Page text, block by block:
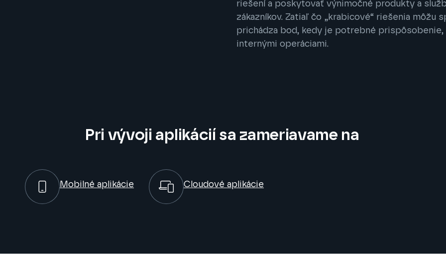
riešení a poskytovať výnimočné produkty a
zákazníkov. Zatiaľ čo „krabicové“ riešenia
prichádza bod, kedy je potrebné prispôsobenie,
internými operáciami.
Pri vývoji aplikácií sa zameriavame na
Mobilné aplikácie Cloudové aplikácie